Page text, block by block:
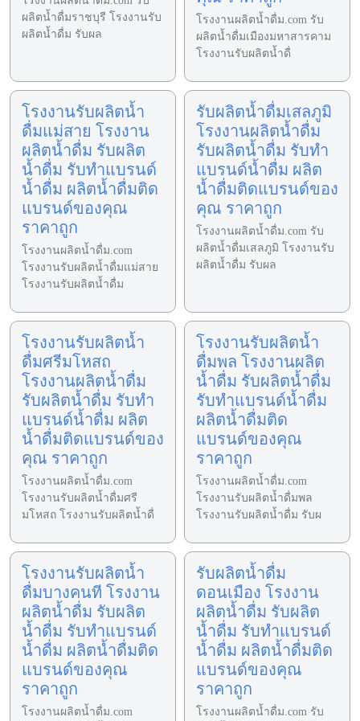
ผลิตน้ำดื่มราชบุรี โรงงานรับ
ผลิตน้ำดื่ม รับผล
โรงงานผลิตน้ำดื่ม.com รับ
ผลิตน้ำดื่มเมืองมหาสารคาม
โรงงานรับผลิตน้ำดื่
โรงงานรับผลิตน้ำ
ดื่มแม่สาย โรงงาน
ผลิตน้ำดื่ม รับผลิต
น้ำดื่ม รับทำแบรนด์
น้ำดื่ม ผลิตน้ำดื่มติด
แบรนด์ของคุณ
ราคาถูก
โรงงานผลิตน้ำดื่ม.com
โรงงานรับผลิตน้ำดื่มแม่สาย
โรงงานรับผลิตน้ำดื่ม
รับผลิตน้ำดื่มเสลภูมิ
โรงงานผลิตน้ำดื่ม
รับผลิตน้ำดื่ม รับทำ
แบรนด์น้ำดื่ม ผลิต
น้ำดื่มติดแบรนด์ของ
คุณ ราคาถูก
โรงงานผลิตน้ำดื่ม.com รับ
ผลิตน้ำดื่มเสลภูมิ โรงงานรับ
ผลิตน้ำดื่ม รับผล
โรงงานรับผลิตน้ำ
ดื่มศรีมโหสถ
โรงงานผลิตน้ำดื่ม
รับผลิตน้ำดื่ม รับทำ
แบรนด์น้ำดื่ม ผลิต
น้ำดื่มติดแบรนด์ของ
คุณ ราคาถูก
โรงงานผลิตน้ำดื่ม.com
โรงงานรับผลิตน้ำดื่มศรี
มโหสถ โรงงานรับผลิตน้ำดื่
โรงงานรับผลิตน้ำ
ดื่มพล โรงงานผลิต
น้ำดื่ม รับผลิตน้ำดื่ม
รับทำแบรนด์น้ำดื่ม
ผลิตน้ำดื่มติด
แบรนด์ของคุณ
ราคาถูก
โรงงานผลิตน้ำดื่ม.com
โรงงานรับผลิตน้ำดื่มพล
โรงงานรับผลิตน้ำดื่ม รับผ
โรงงานรับผลิตน้ำ
ดื่มบางคนที โรงงาน
ผลิตน้ำดื่ม รับผลิต
น้ำดื่ม รับทำแบรนด์
น้ำดื่ม ผลิตน้ำดื่มติด
แบรนด์ของคุณ
ราคาถูก
โรงงานผลิตน้ำดื่ม.com
รับผลิตน้ำดื่ม
ดอนเมือง โรงงาน
ผลิตน้ำดื่ม รับผลิต
น้ำดื่ม รับทำแบรนด์
น้ำดื่ม ผลิตน้ำดื่มติด
แบรนด์ของคุณ
ราคาถูก
โรงงานผลิตน้ำดื่ม.com รับ